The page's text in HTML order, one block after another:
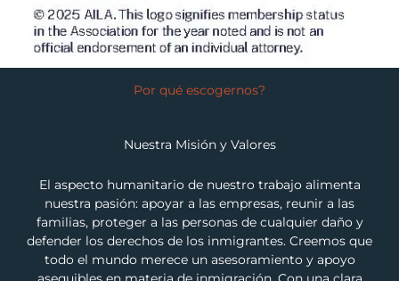
Por qué escogernos?
Nuestra Misión y Valores
El aspecto humanitario de nuestro trabajo alimenta
nuestra pasión: apoyar a las empresas, reunir a las
familias, proteger a las personas de cualquier daño y
defender los derechos de los inmigrantes. Creemos que
todo el mundo merece un asesoramiento y apoyo